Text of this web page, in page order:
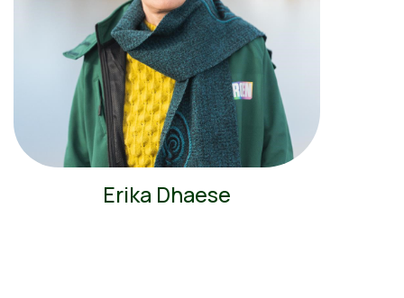
Erika Dhaese